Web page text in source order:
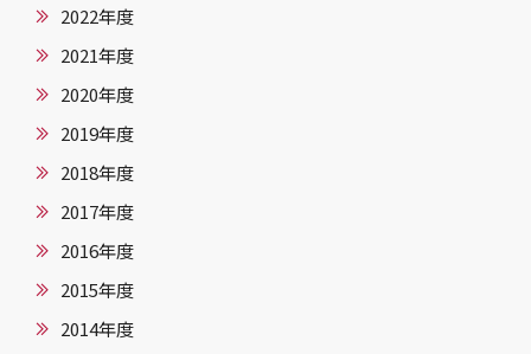
2022年度
2021年度
2020年度
2019年度
2018年度
2017年度
2016年度
2015年度
2014年度